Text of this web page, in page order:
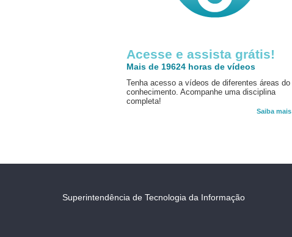
Acesse e assista grátis!
Mais de 19624 horas de vídeos
Tenha acesso a vídeos de diferentes áreas do
conhecimento. Acompanhe uma disciplina
completa!
Saiba mais
Superintendência de Tecnologia da Informação